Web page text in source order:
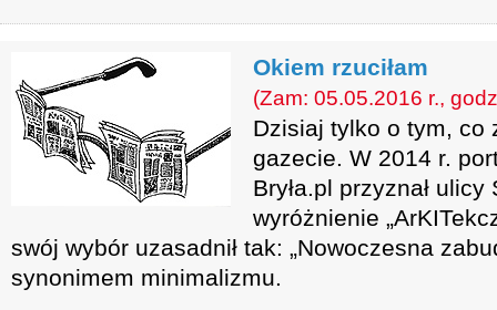
Okiem rzuciłam
(Zam: 05.05.2016 r.,
Dzisiaj tylko o tym, co
gazecie. W 2014 r.
Bryła.pl przyznał
wyróżnienie
swój wybór uzasadnił tak: „Nowoczesna
synonimem minimalizmu.